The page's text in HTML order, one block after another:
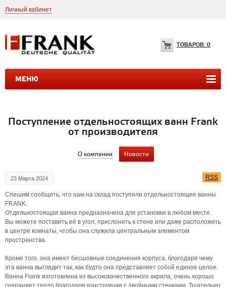
Личный кабинет
МЕНЮ
ТОВАРОВ: 0
ДУШЕВЫЕ КАБИНЫ ВАННЫ
Поступление отдельностоящих ванн Frank
от производителя
О компании Новости
RSS
23 Марта 2024
Спешим сообщить, что нам на склад поступили отдельностоящие ванны
FRANK.
Отдельностоящая ванна предназначена для установки в любом месте.
Вы можете поставить её в угол, прислонить к стене или даже расположить
в центре комнаты, чтобы она служила центральным элементом
пространства.
Кроме того, она имеет бесшовные соединения корпуса, благодаря чему
эта ванна выглядит так, как будто она представляет собой единое целое.
Ванна Frank изготовлена из высококачественного акрила, очень хорошо
сохраняет тепло благодаря конструкции с двойными стенками. Тщательно